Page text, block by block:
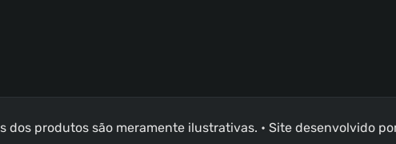
dos produtos são meramente ilustrativas. • Site desenvolvido